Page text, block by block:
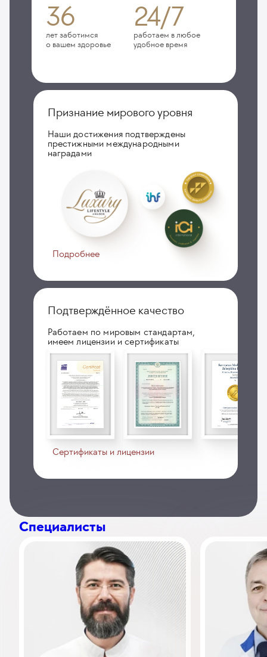
36
лет заботимся
о вашем здоровье
24/7
работаем в любое
удобное время
Признание мирового уровня
Наши достижения подтверждены
престижными международными
наградами
Подробнее
Подтверждённое качество
Работаем по мировым стандартам,
имеем лицензии и сертификаты
Сертификаты и лицензии
Специалисты